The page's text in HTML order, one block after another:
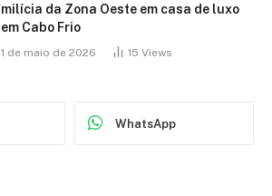
milícia da Zona Oeste em casa de luxo
em Cabo Frio
1 de maio de 2026 15 Views
WhatsApp